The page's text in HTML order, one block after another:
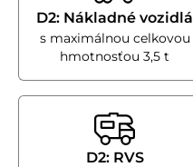
D2: Nákladné vozidlá
s maximálnou celkovou
hmotnosťou 3,5 t
D2: RVS